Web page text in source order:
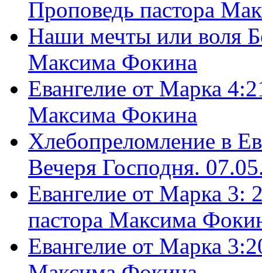
Проповедь пастора
Наши мечты или воля
Максима Фокина
Евангелие от Марка
Максима Фокина
Хлебопреломление в
Вечеря Господня.
Евангелие от Марка 3:
пастора Максима
Евангелие от Марка